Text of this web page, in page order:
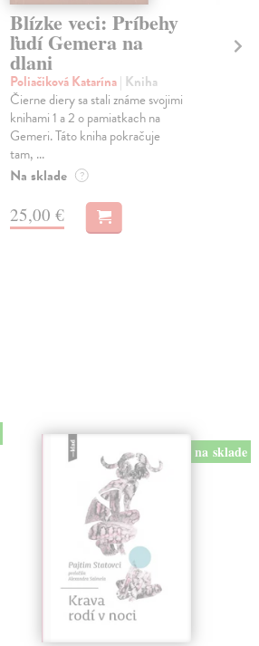
Blízke veci: Príbehy
ľudí Gemera na
dlani
Poliačiková Katarína| Kniha
Čierne diery sa stali známe svojimi
knihami 1 a 2 o pamiatkach na
Gemeri. Táto kniha pokračuje
tam, ...
Na sklade ?
25,00 €
na sklade